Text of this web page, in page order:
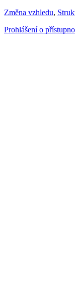
Změna vzhledu,
Prohlášení o